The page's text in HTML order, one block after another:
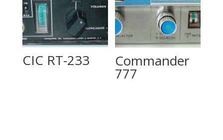
CIC RT-233 Commander
777